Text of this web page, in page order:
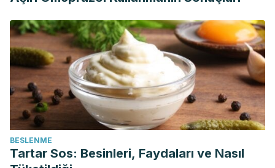
BESLENME
Tartar Sos: Besinleri, Faydaları ve Nasıl